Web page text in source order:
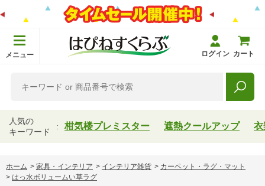
メニュー ログイン カート
人気の
キーワード
柑気楼プレミスター 遮熱クールアップ 衣
ホーム > 家具・インテリア > インテリア雑貨 > カーペット・ラグ・マット
> はっ水ボリュームい草ラグ